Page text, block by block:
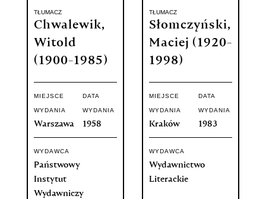
TŁUMACZ
Chwalewik,
Witold
(1900-1985)
MIEJSCE
WYDANIA
Warszawa
DATA
WYDANIA
1958
WYDAWCA
Państwowy
Instytut
Wydawniczy
TŁUMACZ
Słomczyński,
Maciej (1920-
1998)
MIEJSCE
WYDANIA
Kraków
DATA
WYDANIA
1983
WYDAWCA
Wydawnictwo
Literackie